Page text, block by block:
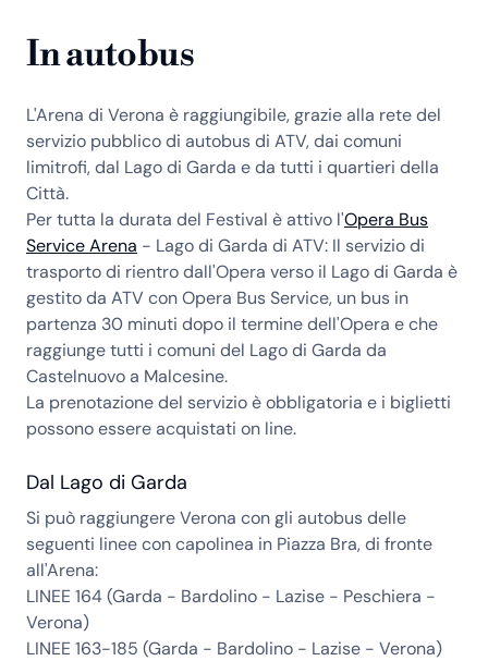
In autobus
L'Arena di Verona è raggiungibile, grazie alla rete del
servizio pubblico di autobus di ATV, dai comuni
limitrofi, dal Lago di Garda e da tutti i quartieri della
Città.
Per tutta la durata del Festival è attivo l'Opera Bus
Service Arena - Lago di Garda di ATV: Il servizio di
trasporto di rientro dall'Opera verso il Lago di Garda è
gestito da ATV con Opera Bus Service, un bus in
partenza 30 minuti dopo il termine dell'Opera e che
raggiunge tutti i comuni del Lago di Garda da
Castelnuovo a Malcesine.
La prenotazione del servizio è obbligatoria e i biglietti
possono essere acquistati on line.
Dal Lago di Garda
Si può raggiungere Verona con gli autobus delle
seguenti linee con capolinea in Piazza Bra, di fronte
all'Arena:
LINEE 164 (Garda - Bardolino - Lazise - Peschiera -
Verona)
LINEE 163-185 (Garda - Bardolino - Lazise - Verona)